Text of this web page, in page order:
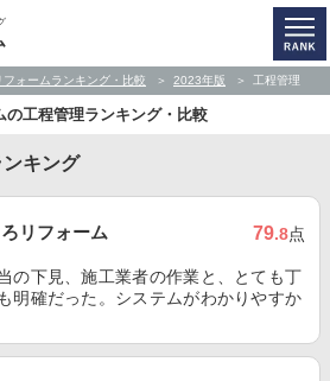
ォームランキング・比較 2023年版 工程管理
の工程管理ランキング・比較
キング
リフォーム 79.8点
の下見、施工業者の作業と、とても丁
明確だった。システムがわかりやすか